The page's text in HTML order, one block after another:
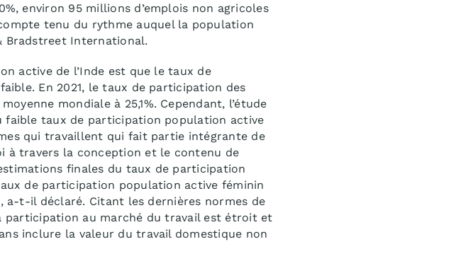
environ 95 millions d’emplois non agricoles
tenu du rythme auquel la population
Bradstreet International.
active de l’Inde est que le taux de
En 2021, le taux de participation des
mondiale à 25,1%. Cependant, l’étude
faible taux de participation population active
qui travaillent qui fait partie intégrante de
à travers la conception et le contenu de
finales du taux de participation
de participation population active féminin
t-il déclaré. Citant les dernières normes de
participation au marché du travail est étroit et
inclure la valeur du travail domestique non